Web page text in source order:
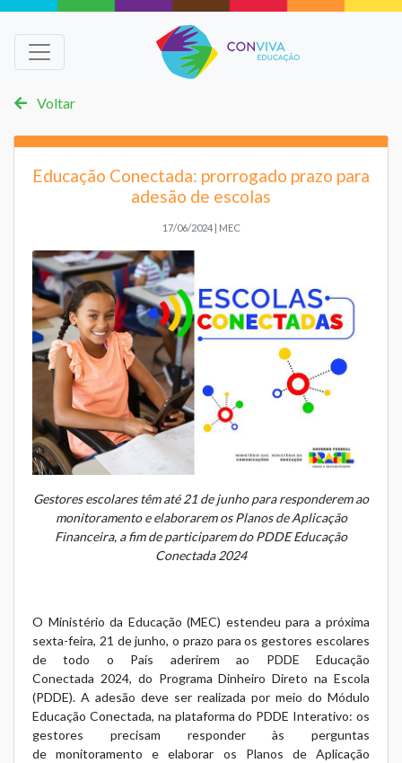
Voltar
Educação Conectada: prorrogado prazo para
adesão de escolas
17/06/2024 | MEC
Gestores escolares têm até 21 de junho para responderem ao
monitoramento e elaborarem os Planos de Aplicação
Financeira, a fim de participarem do PDDE Educação
Conectada 2024
O Ministério da Educação (MEC) estendeu para a próxima
sexta-feira, 21 de junho, o prazo para os gestores escolares
de todo o País aderirem ao PDDE Educação
Conectada 2024, do Programa Dinheiro Direto na Escola
(PDDE). A adesão deve ser realizada por meio do Módulo
Educação Conectada, na plataforma do PDDE Interativo: os
gestores precisam responder às perguntas
de monitoramento e elaborar os Planos de Aplicação